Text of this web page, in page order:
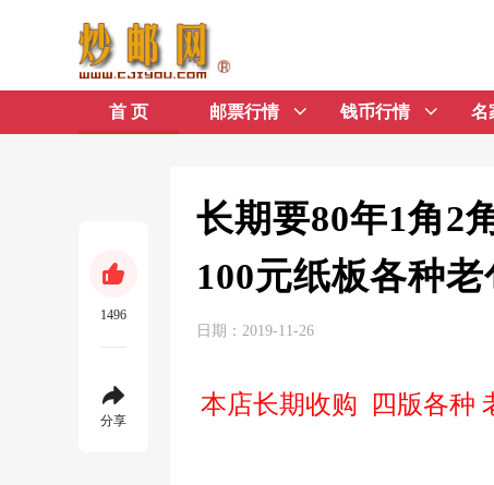
首 页 邮票行情 钱币行情 名
1496
分享
长期要80年1角2
100元纸板各种
日期：2019-11-26
本店长期收购 四版各种